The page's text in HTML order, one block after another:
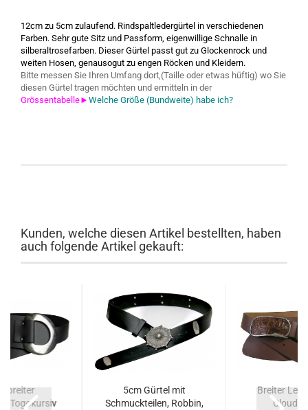
12cm zu 5cm zulaufend. Rindspaltledergürtel in verschiedenen
Farben. Sehr gute Sitz und Passform, eigenwillige Schnalle in
silberaltrosefarben. Dieser Gürtel passt gut zu Glockenrock und
weiten Hosen, genausogut zu engen Röcken und Kleidern.
Bitte messen Sie Ihren Umfang dort,(Taille oder etwas hüftig) wo Sie
diesen Gürtel tragen möchten und ermitteln in der
Grössentabelle► Welche Größe (Bundweite) habe ich?
Kunden, welche diesen Artikel bestellten, haben
auch folgende Artikel gekauft:
breiter
5cm Gürtel mit
Schmuckteilen, Robbin,
Breiter